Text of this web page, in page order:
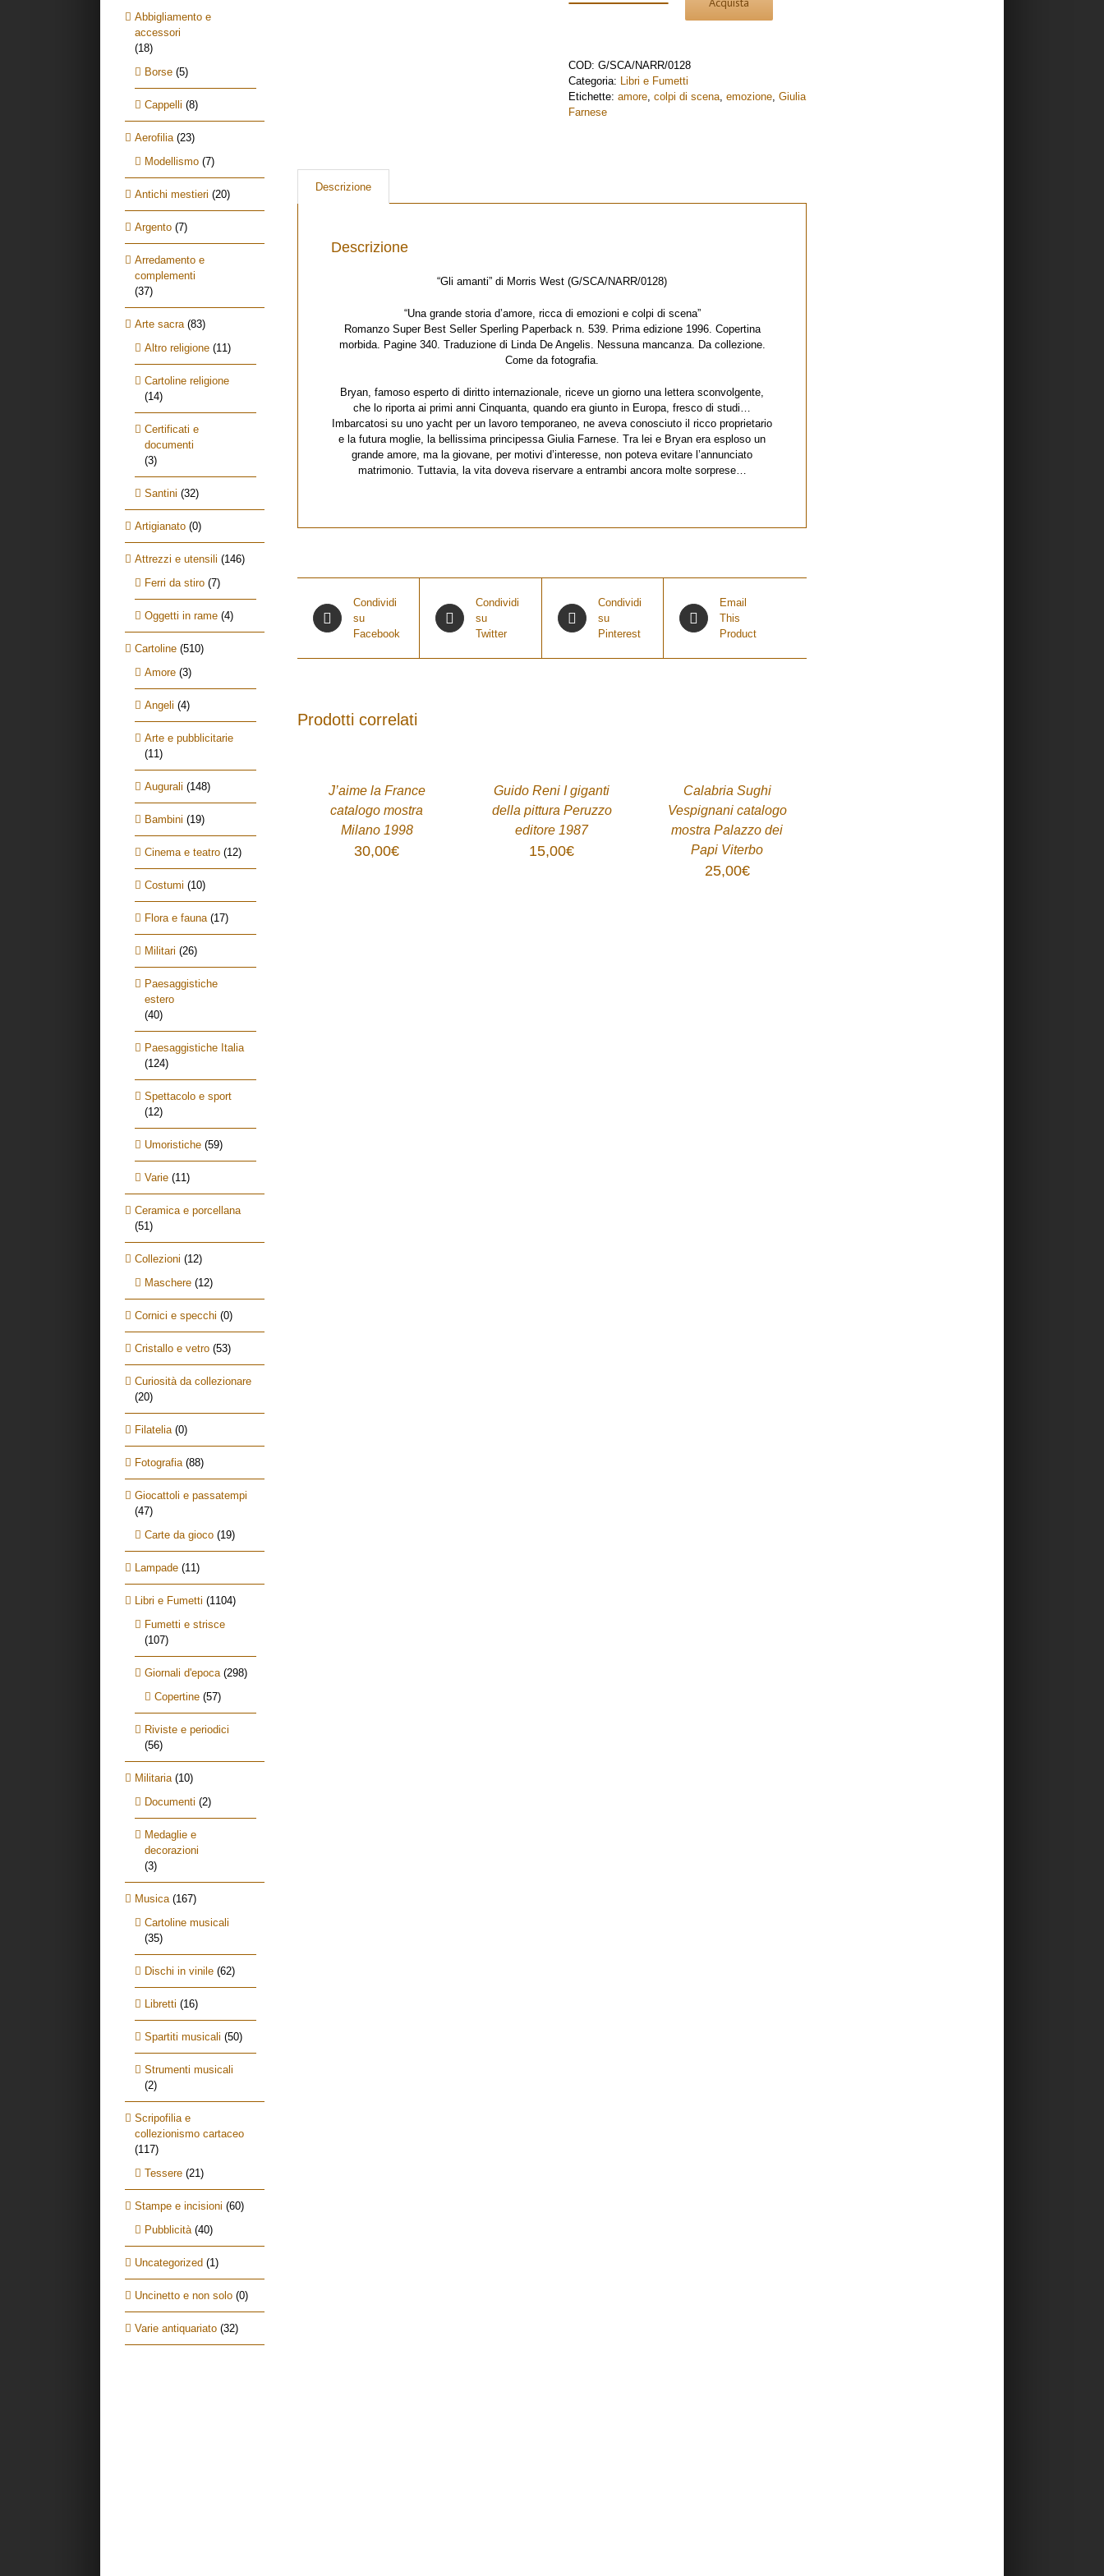
West
quantità
COD: G/SCA/NARR/0128
Categoria: Libri e Fumetti
Etichette: amore, colpi di scena, emozione, Giulia
Farnese
Descrizione
Descrizione
“Gli amanti” di Morris West (G/SCA/NARR/0128)
“Una grande storia d’amore, ricca di emozioni e colpi di scena”
Romanzo Super Best Seller Sperling Paperback n. 539. Prima edizione 1996. Copertina
morbida. Pagine 340. Traduzione di Linda De Angelis. Nessuna mancanza. Da collezione.
Come da fotografia.
Bryan, famoso esperto di diritto internazionale, riceve un giorno una lettera sconvolgente,
che lo riporta ai primi anni Cinquanta, quando era giunto in Europa, fresco di studi…
Imbarcatosi su uno yacht per un lavoro temporaneo, ne aveva conosciuto il ricco proprietario
e la futura moglie, la bellissima principessa Giulia Farnese. Tra lei e Bryan era esploso un
grande amore, ma la giovane, per motivi d’interesse, non poteva evitare l’annunciato
matrimonio. Tuttavia, la vita doveva riservare a entrambi ancora molte sorprese…
Condividi
su
Facebook
Condividi
su
Twitter
Condividi
su
Pinterest
Email
This
Product
Prodotti correlati
J’aime la France
catalogo mostra
Milano 1998
30,00€
Guido Reni I giganti
della pittura Peruzzo
editore 1987
15,00€
Calabria Sughi
Vespignani catalogo
mostra Palazzo dei
Papi Viterbo
25,00€
Abbigliamento e
accessori
(18)
Borse (5)
Cappelli (8)
Aerofilia (23)
Modellismo (7)
Antichi mestieri (20)
Argento (7)
Arredamento e
complementi
(37)
Arte sacra (83)
Altro religione (11)
Cartoline religione
(14)
Certificati e
documenti
(3)
Santini (32)
Artigianato (0)
Attrezzi e utensili (146)
Ferri da stiro (7)
Oggetti in rame (4)
Cartoline (510)
Amore (3)
Angeli (4)
Arte e pubblicitarie
(11)
Augurali (148)
Bambini (19)
Cinema e teatro (12)
Costumi (10)
Flora e fauna (17)
Militari (26)
Paesaggistiche
estero
(40)
Paesaggistiche Italia
(124)
Spettacolo e sport
(12)
Umoristiche (59)
Varie (11)
Ceramica e porcellana
(51)
Collezioni (12)
Maschere (12)
Cornici e specchi (0)
Cristallo e vetro (53)
Curiosità da collezionare
(20)
Filatelia (0)
Fotografia (88)
Giocattoli e passatempi
(47)
Carte da gioco (19)
Lampade (11)
Libri e Fumetti (1104)
Fumetti e strisce
(107)
Giornali d'epoca (298)
Copertine (57)
Riviste e periodici
(56)
Militaria (10)
Documenti (2)
Medaglie e
decorazioni
(3)
Musica (167)
Cartoline musicali
(35)
Dischi in vinile (62)
Libretti (16)
Spartiti musicali (50)
Strumenti musicali
(2)
Scripofilia e
collezionismo cartaceo
(117)
Tessere (21)
Stampe e incisioni (60)
Pubblicità (40)
Uncategorized (1)
Uncinetto e non solo (0)
Varie antiquariato (32)